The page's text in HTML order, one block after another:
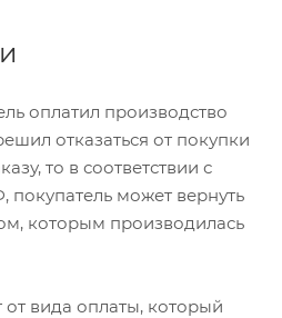
оплатил производство
отказаться от покупки
то в соответствии с
покупатель может вернуть
которым производилась
от вида оплаты, который